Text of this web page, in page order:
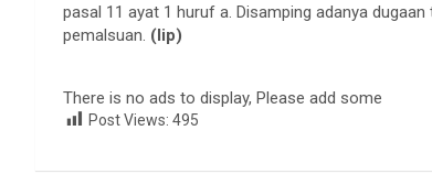
pasal 11 ayat 1 huruf a. Disamping adanya
pemalsuan. (lip)
There is no ads to display, Please add some
Post Views: 495